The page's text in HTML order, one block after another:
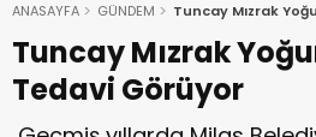
ANASAYFA GÜNDEM Tuncay Mızrak
Tuncay Mızrak
Tedavi Görüyor